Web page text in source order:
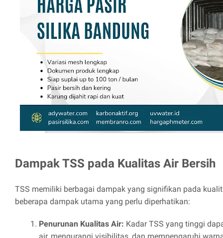
Dampak TSS pada Kualitas Air Bersih
TSS memiliki berbagai dampak yang signifikan pada
beberapa dampak utama yang perlu diperhatikan:
Penurunan Kualitas Air: Kadar TSS yang tinggi